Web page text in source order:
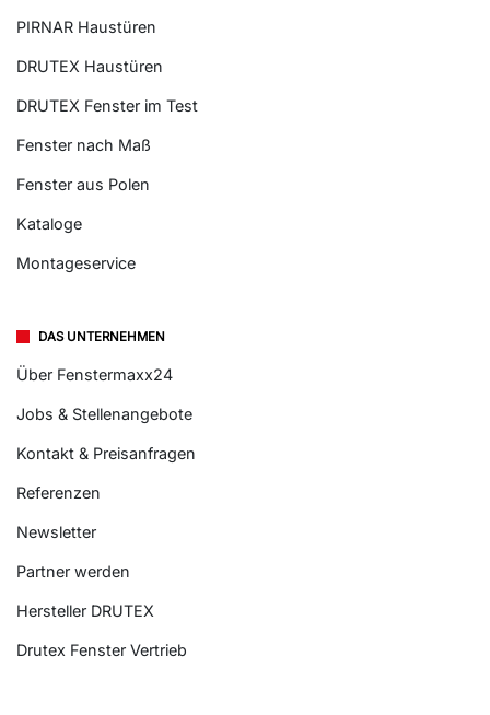
PIRNAR Haustüren
DRUTEX Haustüren
DRUTEX Fenster im Test
Fenster nach Maß
Fenster aus Polen
Kataloge
Montageservice
DAS UNTERNEHMEN
Über Fenstermaxx24
Jobs & Stellenangebote
Kontakt & Preisanfragen
Referenzen
Newsletter
Partner werden
Hersteller DRUTEX
Drutex Fenster Vertrieb